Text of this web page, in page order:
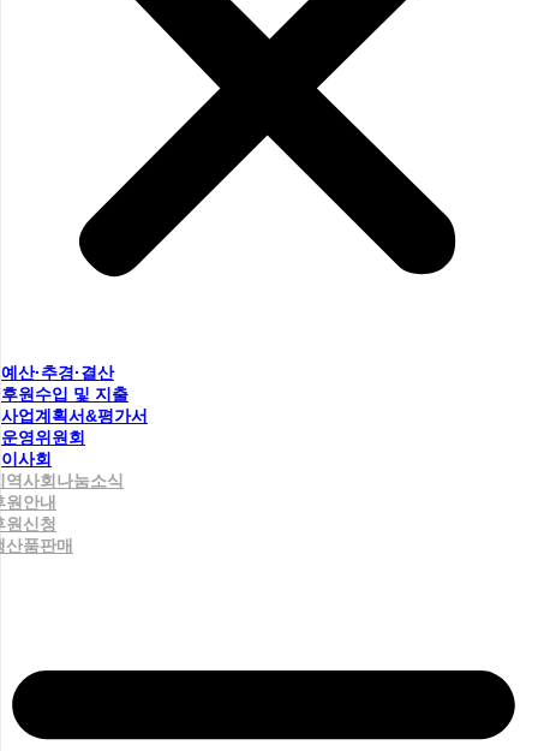
예산·추경·결산
후원수입 및 지출
사업계획서&평가서
운영위원회
이사회
역사회나눔소식
원안내
원신청
산품판매